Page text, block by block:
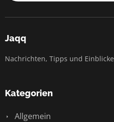
Jaqq
Nachrichten, Tipps und Einblicke
Kategorien
Allgemein